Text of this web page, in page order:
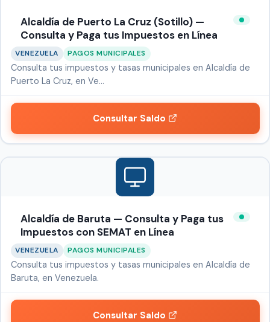
Alcaldía de Puerto La Cruz (Sotillo) —
Consulta y Paga tus Impuestos en Línea
VENEZUELA PAGOS MUNICIPALES
Consulta tus impuestos y tasas municipales en Alcaldía de
Puerto La Cruz, en Ve…
Consultar Saldo
Alcaldía de Baruta — Consulta y Paga tus
Impuestos con SEMAT en Línea
VENEZUELA PAGOS MUNICIPALES
Consulta tus impuestos y tasas municipales en Alcaldía de
Baruta, en Venezuela.
Consultar Saldo